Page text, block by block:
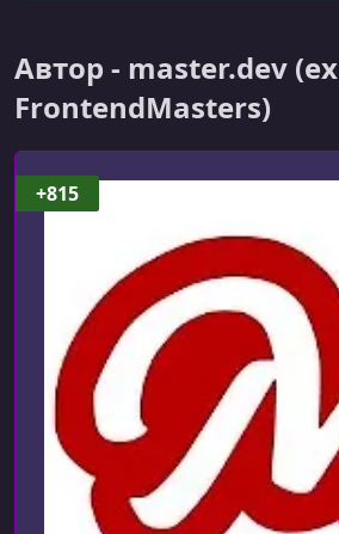
Автор - master.dev (ex
FrontendMasters)
+815